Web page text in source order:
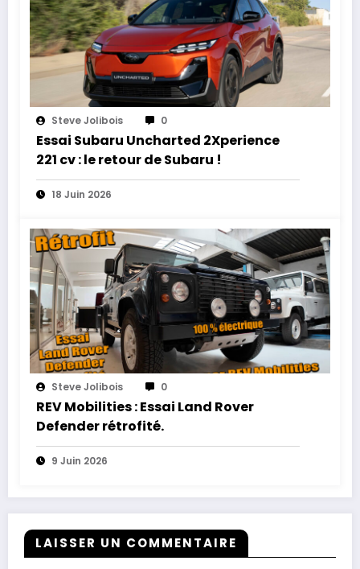
Steve Jolibois 0
Essai Subaru Uncharted 2Xperience
221 cv : le retour de Subaru !
18 Juin 2026
Steve Jolibois 0
REV Mobilities : Essai Land Rover
Defender rétrofité.
9 Juin 2026
LAISSER UN COMMENTAIRE